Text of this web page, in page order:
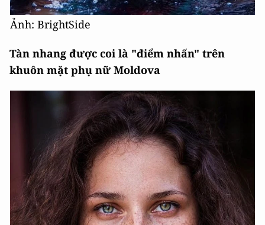
Ảnh: BrightSide
Tàn nhang được coi là "điểm nhấn" trên
khuôn mặt phụ nữ Moldova